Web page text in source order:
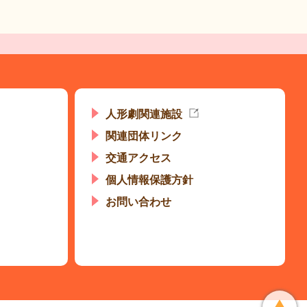
人形劇関連施設
関連団体リンク
交通アクセス
個人情報保護方針
お問い合わせ